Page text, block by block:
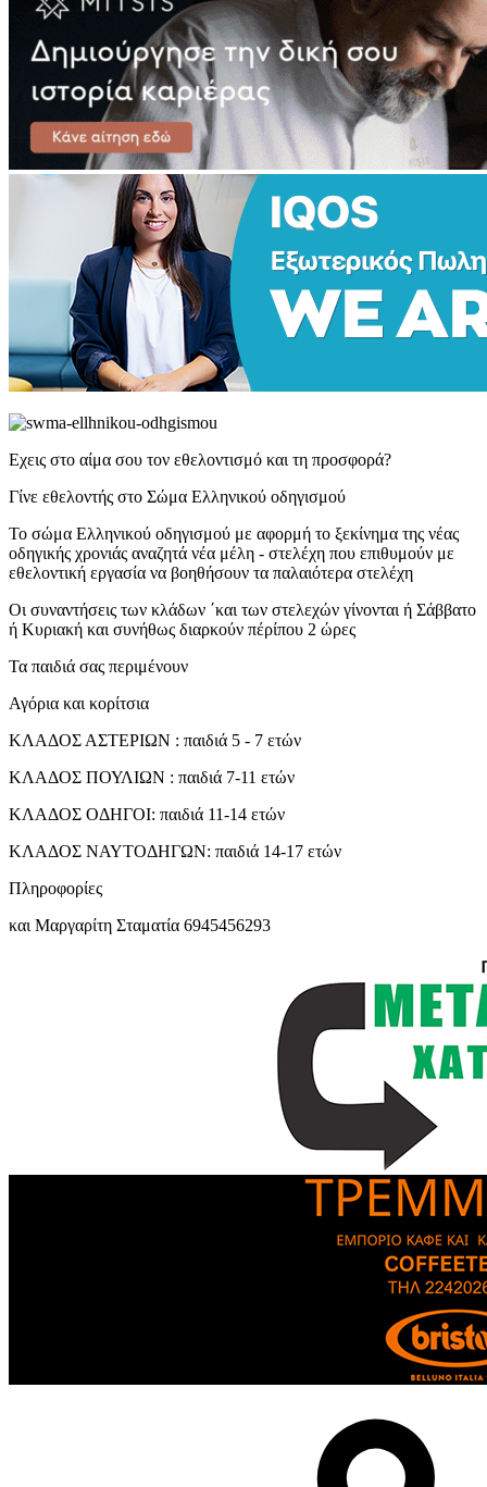
Εχεις στο αίμα σου τον εθελοντισμό και τη προσφορά?
Γίνε εθελοντής στο Σώμα Ελληνικού οδηγισμού
Το σώμα Ελληνικού οδηγισμού με αφορμή το ξεκίνημα της νέας
οδηγικής χρονιάς αναζητά νέα μέλη - στελέχη που επιθυμούν με
εθελοντική εργασία να βοηθήσουν τα παλαιότερα στελέχη
Οι συναντήσεις των κλάδων ΄και των στελεχών γίνονται ή Σάββατο
ή Κυριακή και συνήθως διαρκούν πέρίπου 2 ώρες
Τα παιδιά σας περιμένουν
Αγόρια και κορίτσια
ΚΛΑΔΟΣ ΑΣΤΕΡΙΩΝ : παιδιά 5 - 7 ετών
ΚΛΑΔΟΣ ΠΟΥΛΙΩΝ : παιδιά 7-11 ετών
ΚΛΑΔΟΣ ΟΔΗΓΟΙ: παιδιά 11-14 ετών
ΚΛΑΔΟΣ ΝΑΥΤΟΔΗΓΩΝ: παιδιά 14-17 ετών
Πληροφορίες
και Μαργαρίτη Σταματία 6945456293